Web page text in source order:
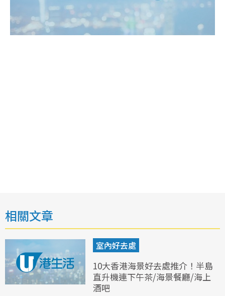
相關文章
室內好去處
10大香港海景好去處推介！半島
直升機連下午茶/海景餐廳/海上
酒吧